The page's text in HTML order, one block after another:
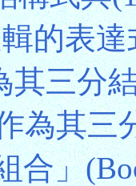
的表
其三分
為其三
合」